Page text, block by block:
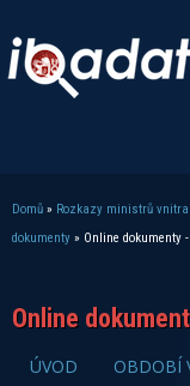
Jste zde
Domů » Rozkazy ministrů
dokumenty » Online dokumenty
Online
ÚVOD
OBDOBÍ